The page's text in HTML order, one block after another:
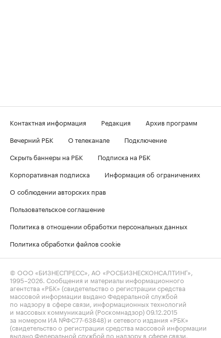
Контактная информация Редакция
Архив программ
Вечерний РБК
О телеканале
Подключение
Скрыть баннеры на РБК
Подписка на РБК
Корпоративная подписка
Информация об ограничениях
О соблюдении авторских прав
Пользовательское соглашение
Политика в отношении обработки персональных данных
Политика обработки файлов cookie
© ООО «БИЗНЕСПРЕСС», АО «РОСБИЗНЕСКОНСАЛТИНГ»,
1995–2026 . Сообщения и материалы информационного
агентства «РБК» (свидетельство о регистрации средства
массовой информации выдано Федеральной службой
по надзору в сфере связи, информационных технологий
и массовых коммуникаций (Роскомнадзор) 09.12.2015
за номером ИА №ФС77-63848) и сетевого издания «РБК»
(свидетельство о регистрации средства массовой информации
выдано Федеральной службой по надзору в сфере связи,